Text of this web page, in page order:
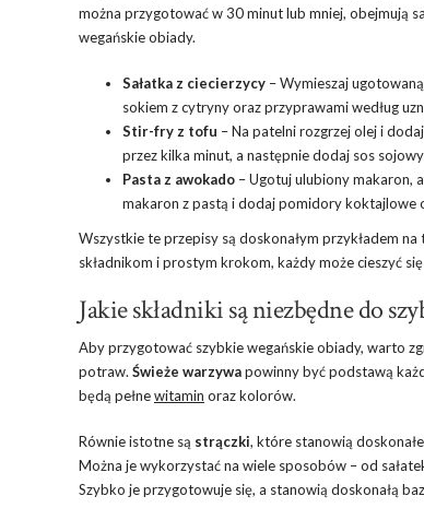
można przygotować w 30 minut lub mniej, obejmują
wegańskie obiady.
Sałatka z ciecierzycy – Wymieszaj
sokiem z cytryny oraz przyprawami według
Stir-fry z tofu – Na patelni rozgrzej olej i
przez kilka minut, a następnie dodaj sos
Pasta z awokado – Ugotuj ulubiony makaron,
makaron z pastą i dodaj pomidory koktajlowe
Wszystkie te przepisy są doskonałym przykładem
składnikom i prostym krokom, każdy może cieszyć
Jakie składniki są niezbędne do
Aby przygotować szybkie wegańskie obiady, warto
potraw. Świeże warzywapowinny być podstawą
będą pełnewitamin oraz kolorów.
Równie istotne są strączki, które stanowią
Można je wykorzystać na wiele sposobów – od
Szybko je przygotowuje się, a stanowią doskonałą